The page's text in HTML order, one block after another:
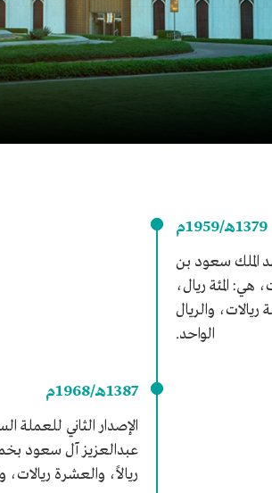
1379هـ/1959م
الملك سعود بن
المئة ريال،
والريال
الواحد.
1387هـ/1968م
الإصدار الثاني للعملة
عبدالعزيز آل سعود
ريالاً، والعشرة ريالات،